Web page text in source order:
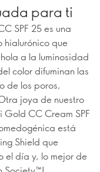
para ti
SPF 25 es una
que
a la luminosidad
color difuminan las
de los poros,
joya de nuestro
CC Cream SPF
está
Shield que
el día y, lo mejor de